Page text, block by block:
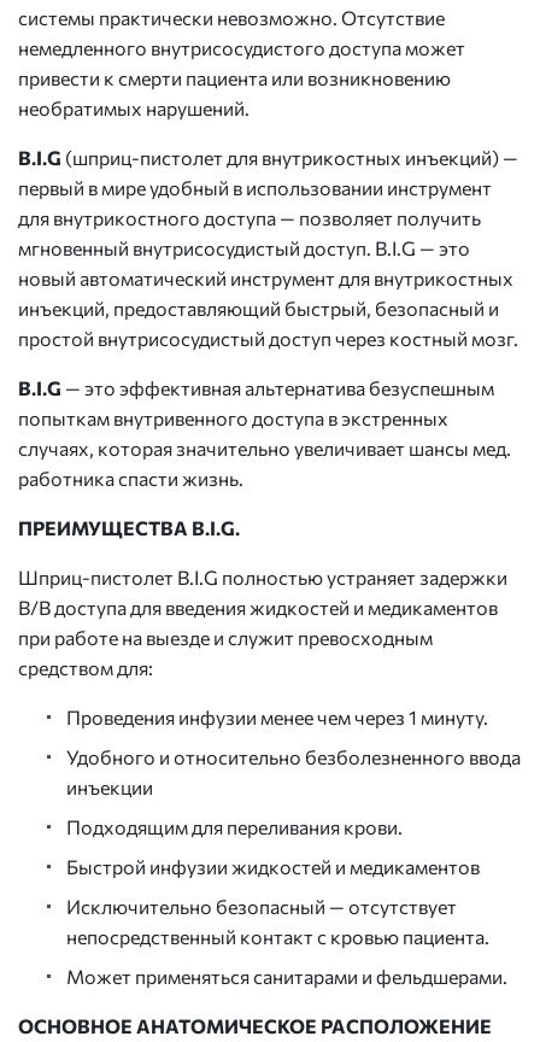
системы практически невозможно. Отсутствие
немедленного внутрисосудистого доступа может
привести к смерти пациента или возникновению
необратимых нарушений.
B.I.G (шприц-пистолет для внутрикостных инъекций) —
первый в мире удобный в использовании инструмент
для внутрикостного доступа — позволяет получить
мгновенный внутрисосудистый доступ. B.I.G — это
новый автоматический инструмент для внутрикостных
инъекций, предоставляющий быстрый, безопасный и
простой внутрисосудистый доступ через костный мозг.
B.I.G — это эффективная альтернатива безуспешным
попыткам внутривенного доступа в экстренных
случаях, которая значительно увеличивает шансы мед.
работника спасти жизнь.
ПРЕИМУЩЕСТВА B.I.G.
Шприц-пистолет B.I.G полностью устраняет задержки
В/В доступа для введения жидкостей и медикаментов
при работе на выезде и служит превосходным
средством для:
Проведения инфузии менее чем через 1 минуту.
Удобного и относительно безболезненного ввода
инъекции
Подходящим для переливания крови.
Быстрой инфузии жидкостей и медикаментов
Исключительно безопасный — отсутствует
непосредственный контакт с кровью пациента.
Может применяться санитарами и фельдшерами.
ОСНОВНОЕ АНАТОМИЧЕСКОЕ РАСПОЛОЖЕНИЕ